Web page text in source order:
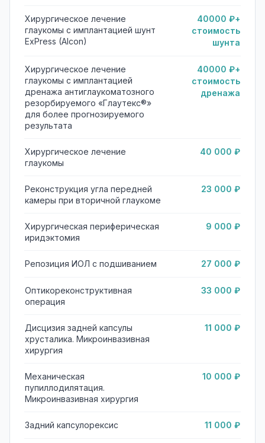
Хирургическое лечение
глаукомы с имплантацией шунт
ExPress (Alcon)
40000 ₽+
стоимость
шунта
Хирургическое лечение
глаукомы с имплантацией
дренажа антиглаукоматозного
резорбируемого «Глаутекс®»
для более прогнозируемого
результата
40000 ₽+
стоимость
дренажа
Хирургическое лечение
глаукомы
40 000 ₽
Реконструкция угла передней
камеры при вторичной глаукоме
23 000 ₽
Хирургическая периферическая
иридэктомия
9 000 ₽
Репозиция ИОЛ с подшиванием 27 000 ₽
Оптикореконструктивная
операция
33 000 ₽
Дисцизия задней капсулы
хрусталика. Микроинвазивная
хирургия
11 000 ₽
Механическая
пупиллодилятация.
Микроинвазивная хирургия
10 000 ₽
Задний капсулорексис 11 000 ₽